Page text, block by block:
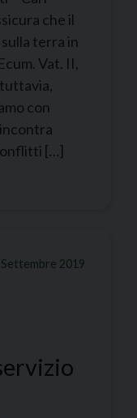
che il
terra in
Vat. II,
con
[…]
Settembre 2019